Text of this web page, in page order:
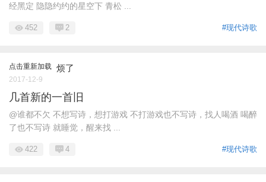
经黑定 隐隐约约的星空下 青松 ...
#现代诗歌
452 2
点击重新加载 烦了
2017-12-9
几首新的一首旧
@谁都不欠 不想写诗，想打游戏 不打游戏也不写诗，找人喝酒 喝醉
了也不写诗 就睡觉，醒来找 ...
#现代诗歌
422 4